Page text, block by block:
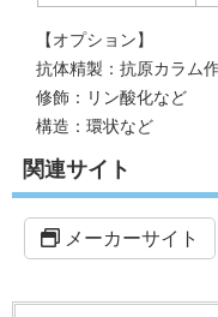
【オプション】
抗体精製：抗原カラム
修飾：リン酸化など
構造：環状など
関連サイト
メーカーサイト